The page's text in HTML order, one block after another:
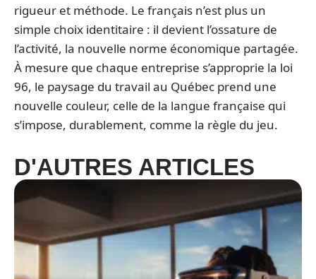
rigueur et méthode. Le français n’est plus un
simple choix identitaire : il devient l’ossature de
l’activité, la nouvelle norme économique partagée.
À mesure que chaque entreprise s’approprie la loi
96, le paysage du travail au Québec prend une
nouvelle couleur, celle de la langue française qui
s’impose, durablement, comme la règle du jeu.
D'AUTRES ARTICLES